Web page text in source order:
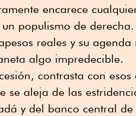
encarece
populismo de derecha.
reales y su agenda
algo impredecible.
contrasta con esos
se aleja de las
y del banco central